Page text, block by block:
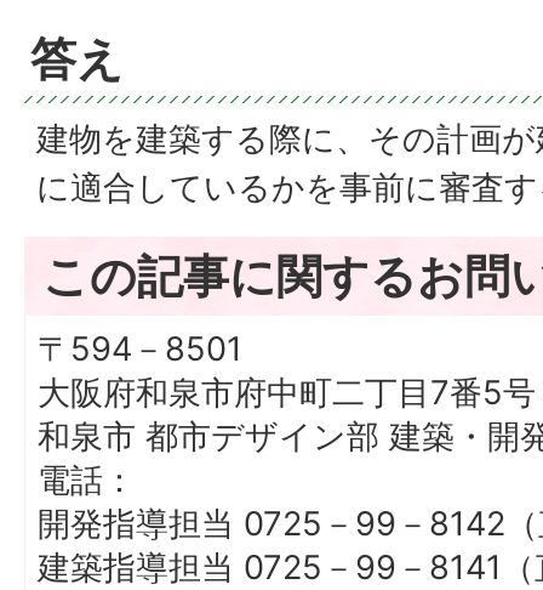
答え
建物を建築する際に、その計画
に適合しているかを事前に審査
この記事に関するお問
〒594－8501
大阪府和泉市府中町二丁目7番5号
和泉市 都市デザイン部 建築・開
電話：
開発指導担当 0725－99－8142
建築指導担当 0725－99－8141（